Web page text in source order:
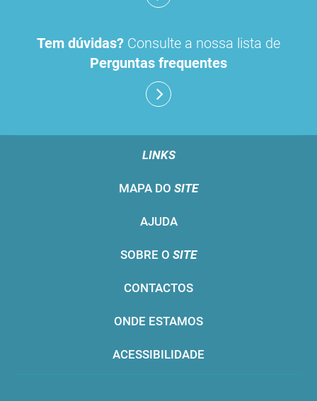
Tem dúvidas? Consulte a nossa lista de
Perguntas frequentes
LINKS
MAPA DO SITE
AJUDA
SOBRE O SITE
CONTACTOS
ONDE ESTAMOS
ACESSIBILIDADE